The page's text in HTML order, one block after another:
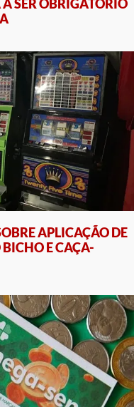
SER OBRIGATÓRIO
APLICAÇÃO DE
E CAÇA-